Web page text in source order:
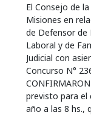
El Consejo de
Misiones en
de Defensor de
Laboral y de
Judicial con
Concurso N°
previsto para el
año a las 8 hs.,